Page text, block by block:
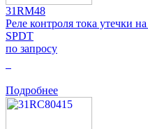
31RM48
Реле контроля тока утечки
SPDT
по запросу
Подробнее